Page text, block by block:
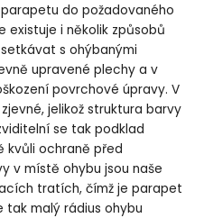
do požadovaného
existuje i několik způsobů
s ohýbanými
upravené plechy a v
povrchové úpravy. V
jelikož struktura barvy
se tak podklad
kvůli ochraně před
v místě ohybu jsou naše
tratích, čímž je parapet
tak malý rádius ohybu